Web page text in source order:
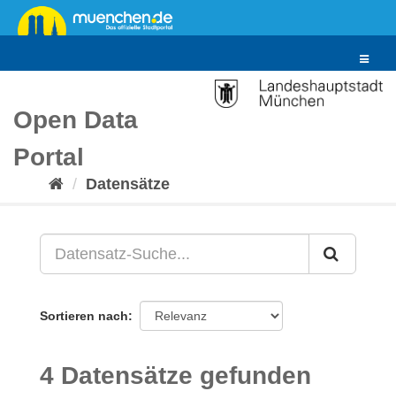
Überspringen
zum
Toggle
Open Data
Portal
Datensätze
Sortieren nach
4 Datensätze gefunden